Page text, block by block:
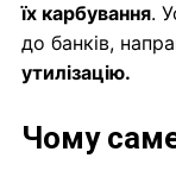
їх карбування.
до банків,
утилізацію.
Чому